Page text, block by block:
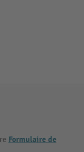
Formulaire de